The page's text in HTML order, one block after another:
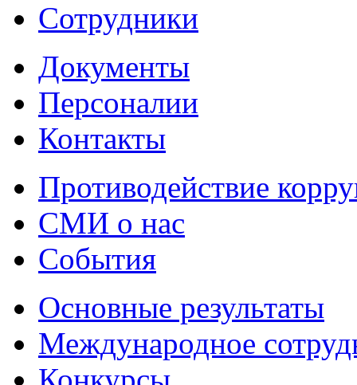
Сотрудники
Документы
Персоналии
Контакты
Противодействие
СМИ о нас
События
Основные результаты
Международное